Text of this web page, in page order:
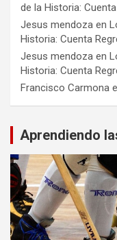
de la Historia:
Jesus mendoza en
Historia: Cuenta
Jesus mendoza en
Historia: Cuenta
Francisco Carmona
Aprendiendo